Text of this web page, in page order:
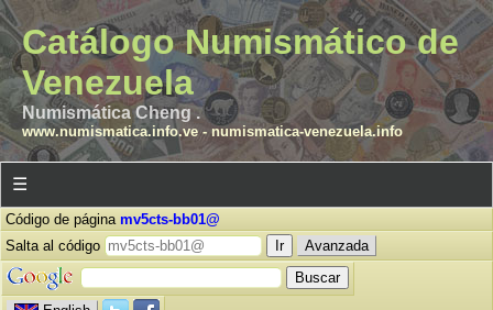
Catálogo Numismático de
Venezuela
Numismática Cheng .
www.numismatica.info.ve- numismatica-venezuela.info
☰
Código de página mv5cts-bb01@
Salta al código
Avanzada